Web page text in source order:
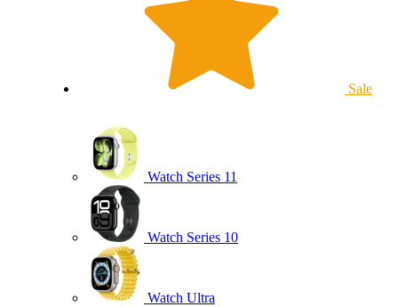
Sale
Watch Series 11
Watch Series 10
Watch Ultra